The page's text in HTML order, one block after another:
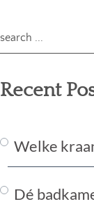
Recent
Welke
Dé